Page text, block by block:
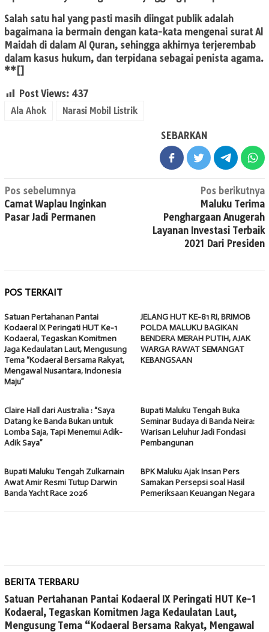
Salah satu hal yang pasti masih diingat publik adalah
bagaimana ia bermain dengan kata-kata mengenai surat Al
Maidah di dalam Al Quran, sehingga akhirnya terjerembab
dalam kasus hukum, dan terpidana sebagai penista agama.
**[]
Post Views: 437
Ala Ahok Narasi Mobil Listrik
SEBARKAN
Navigasi
pos
Pos sebelumnya
Camat Waplau Inginkan
Pasar Jadi Permanen
Pos berikutnya
Maluku Terima
Penghargaan Anugerah
Layanan Investasi Terbaik
2021 Dari Presiden
POS TERKAIT
Satuan Pertahanan Pantai
Kodaeral IX Peringati HUT Ke-1
Kodaeral, Tegaskan Komitmen
Jaga Kedaulatan Laut, Mengusung
Tema “Kodaeral Bersama Rakyat,
Mengawal Nusantara, Indonesia
Maju”
JELANG HUT KE-81 RI, BRIMOB
POLDA MALUKU BAGIKAN
BENDERA MERAH PUTIH, AJAK
WARGA RAWAT SEMANGAT
KEBANGSAAN
Claire Hall dari Australia : “Saya
Datang ke Banda Bukan untuk
Lomba Saja, Tapi Menemui Adik-
Adik Saya”
Bupati Maluku Tengah Buka
Seminar Budaya di Banda Neira:
Warisan Leluhur Jadi Fondasi
Pembangunan
Bupati Maluku Tengah Zulkarnain
Awat Amir Resmi Tutup Darwin
Banda Yacht Race 2026
BPK Maluku Ajak Insan Pers
Samakan Persepsi soal Hasil
Pemeriksaan Keuangan Negara
BERITA TERBARU
Satuan Pertahanan Pantai Kodaeral IX Peringati HUT Ke-1
Kodaeral, Tegaskan Komitmen Jaga Kedaulatan Laut,
Mengusung Tema “Kodaeral Bersama Rakyat, Mengawal